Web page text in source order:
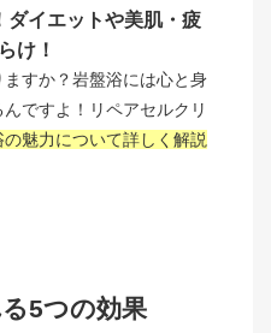
ダイエットや美肌・疲
け！
すか？岩盤浴には心と身
ですよ！リペアセルクリ
の魅力について詳しく解説
5つの効果